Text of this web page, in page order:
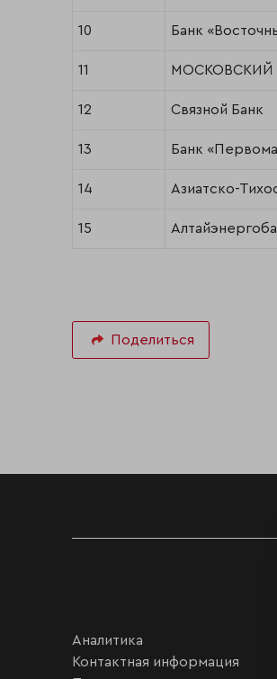
10 Банк
11 МОСКОВСКИЙ
12 Связной Банк
13 Банк
14 Азиатско-
15
Поделиться
Аналитика
Контактная информация